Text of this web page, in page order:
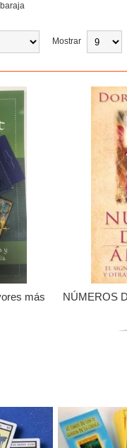
Mostrar
más
NÚMEROS